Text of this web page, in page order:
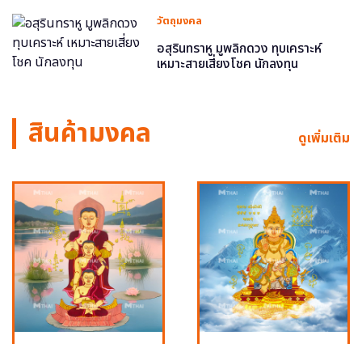
วัตถุมงคล
อสุรินทราหู มูพลิกดวง ทุบเคราะห์
เหมาะสายเสี่ยงโชค นักลงทุน
สินค้ามงคล ดูเพิ่มเติม